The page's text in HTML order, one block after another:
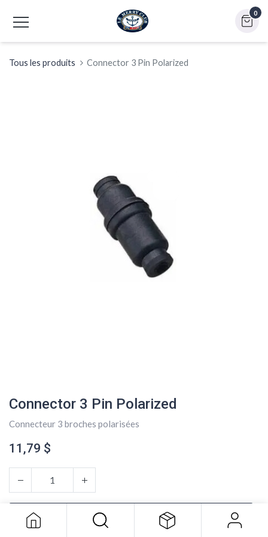
0
Tous les produits Connector 3 Pin Polarized
Connector 3 Pin Polarized
Connecteur 3 broches polarisées
11,79 $
AJOUTER AU PANIER
Connector 3 Pin Polarized